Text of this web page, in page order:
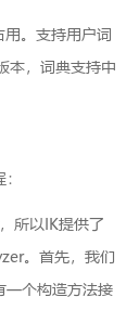
。支持用户词
本，词典支持中
所以IK提供了
。首先，我们
个构造方法接